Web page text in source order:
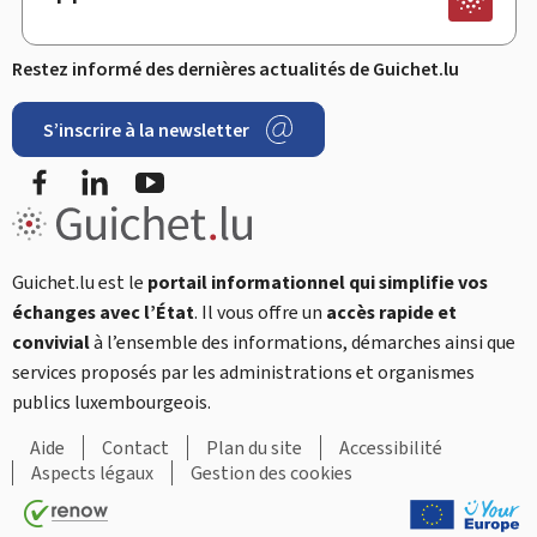
Restez informé des dernières actualités de Guichet.lu
S’inscrire à la newsletter
FacebookLinkedIn
Guichet.lu est le portail informationnel qui simplifie vos
échanges avec l’État. Il vous offre un accès rapide et
convivialà l’ensemble des informations, démarches ainsi que
services proposés par les administrations et organismes
publics luxembourgeois.
Aide
Contact Plan du site
Accessibilité
Aspects légaux
Gestion des cookies